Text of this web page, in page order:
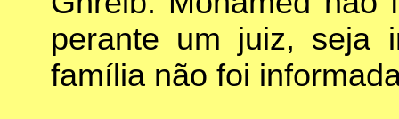
perante um juiz, seja
família não foi